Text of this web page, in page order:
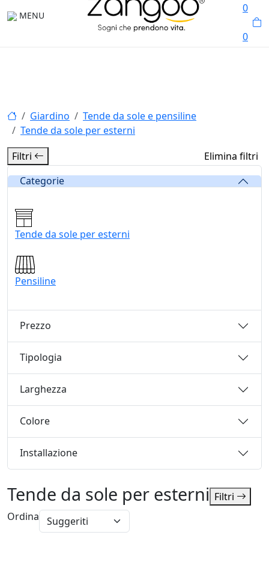
MENU
0
0
Giardino
Tende da sole e pensiline
Tende da sole per esterni
Filtri
Elimina filtri
Categorie
Tende da sole per esterni
Pensiline
Prezzo
Tipologia
Larghezza
Colore
Installazione
Tende da sole per esterni Filtri
Ordina